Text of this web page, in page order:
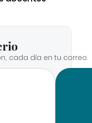
cada día en tu correo.